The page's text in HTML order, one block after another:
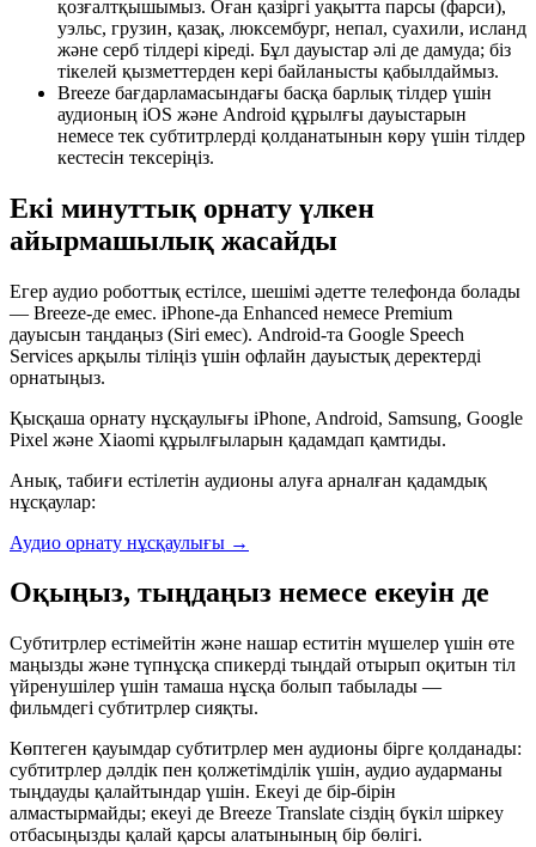
қозғалтқышымыз. Оған қазіргі уақытта парсы (фарси),
уэльс, грузин, қазақ, люксембург, непал, суахили, исланд
және серб тілдері кіреді. Бұл дауыстар әлі де дамуда; біз
тікелей қызметтерден кері байланысты қабылдаймыз.
Breeze бағдарламасындағы басқа барлық тілдер үшін
аудионың iOS және Android құрылғы дауыстарын
немесе тек субтитрлерді қолданатынын көру үшін тілдер
кестесін тексеріңіз.
Екі минуттық орнату үлкен
айырмашылық жасайды
Егер аудио роботтық естілсе, шешімі әдетте телефонда болады
— Breeze-де емес. iPhone-да Enhanced немесе Premium
дауысын таңдаңыз (Siri емес). Android-та Google Speech
Services арқылы тіліңіз үшін офлайн дауыстық деректерді
орнатыңыз.
Қысқаша орнату нұсқаулығы iPhone, Android, Samsung, Google
Pixel және Xiaomi құрылғыларын қадамдап қамтиды.
Анық, табиғи естілетін аудионы алуға арналған қадамдық
нұсқаулар:
Аудио орнату нұсқаулығы →
Оқыңыз, тыңдаңыз немесе екеуін де
Субтитрлер естімейтін және нашар еститін мүшелер үшін өте
маңызды және түпнұсқа спикерді тыңдай отырып оқитын тіл
үйренушілер үшін тамаша нұсқа болып табылады —
фильмдегі субтитрлер сияқты.
Көптеген қауымдар субтитрлер мен аудионы бірге қолданады:
субтитрлер дәлдік пен қолжетімділік үшін, аудио аударманы
тыңдауды қалайтындар үшін. Екеуі де бір-бірін
алмастырмайды; екеуі де Breeze Translate сіздің бүкіл шіркеу
отбасыңызды қалай қарсы алатынының бір бөлігі.